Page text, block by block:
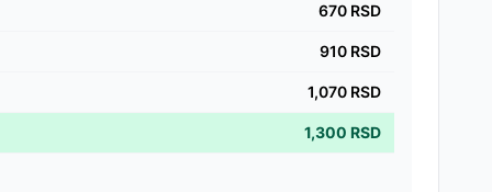
670 RSD
910 RSD
1,070 RSD
1,300 RSD